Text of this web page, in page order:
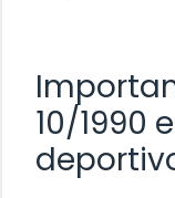
10/1990